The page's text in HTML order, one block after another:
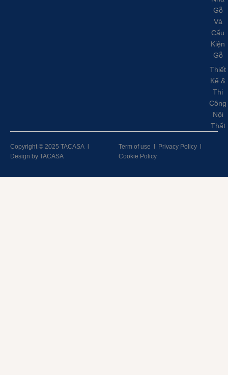
Gỗ
Và
Cấu
Kiện
Gỗ
Thiết
Kế &
Thi
Công
Nội
Thất
Copyright © 2025 TACASA l
Design by TACASA
Term of use l Privacy Policy l
Cookie Policy